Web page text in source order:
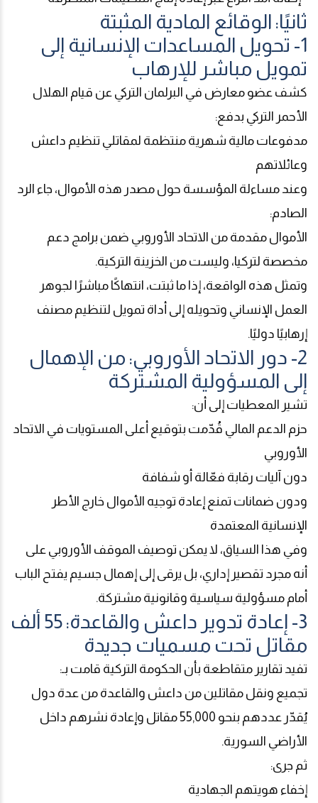
ثانيًا: الوقائع المادية المثبتة
1- تحويل المساعدات الإنسانية إلى
تمويل مباشر للإرهاب
كشف عضو معارض في البرلمان التركي عن قيام الهلال
الأحمر التركي بدفع:
مدفوعات مالية شهرية منتظمة لمقاتلي تنظيم داعش
وعائلاتهم
وعند مساءلة المؤسسة حول مصدر هذه الأموال، جاء الرد
الصادم:
الأموال مقدمة من الاتحاد الأوروبي ضمن برامج دعم
مخصصة لتركيا، وليست من الخزينة التركية.
وتمثل هذه الواقعة، إذا ما ثبتت، انتهاكًا مباشرًا لجوهر
العمل الإنساني وتحويله إلى أداة تمويل لتنظيم مصنف
إرهابيًا دوليًا.
2- دور الاتحاد الأوروبي: من الإهمال
إلى المسؤولية المشتركة
تشير المعطيات إلى أن:
حزم الدعم المالي قُدّمت بتوقيع أعلى المستويات في الاتحاد
الأوروبي
دون آليات رقابة فعّالة أو شفافة
ودون ضمانات تمنع إعادة توجيه الأموال خارج الأطر
الإنسانية المعتمدة
وفي هذا السياق، لا يمكن توصيف الموقف الأوروبي على
أنه مجرد تقصير إداري، بل يرقى إلى إهمال جسيم يفتح الباب
أمام مسؤولية سياسية وقانونية مشتركة.
3- إعادة تدوير داعش والقاعدة: 55 ألف
مقاتل تحت مسميات جديدة
تفيد تقارير متقاطعة بأن الحكومة التركية قامت بـ:
تجميع ونقل مقاتلين من داعش والقاعدة من عدة دول
يُقدّر عددهم بنحو 55,000 مقاتل وإعادة نشرهم داخل
الأراضي السورية.
ثم جرى:
إخفاء هويتهم الجهادية